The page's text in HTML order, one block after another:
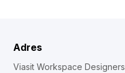
Adres
Viasit Workspace Designers